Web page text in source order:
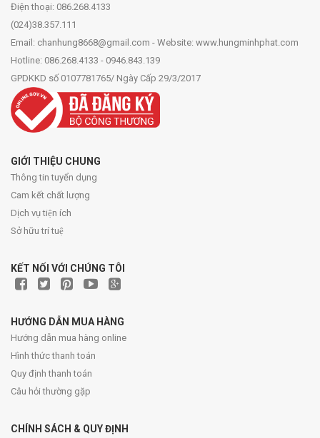
Điện thoại: 086.268.4133
(024)38.357.111
Email: chanhung8668@gmail.com - Website: www.hungminhphat.com
Hotline: 086.268.4133 - 0946.843.139
GPDKKD số 0107781765/ Ngày Cấp 29/3/2017
GIỚI THIỆU CHUNG
Thông tin tuyển dụng
Cam kết chất lượng
Dịch vụ tiện ích
Sở hữu trí tuệ
KẾT NỐI VỚI CHÚNG TÔI
HƯỚNG DẪN MUA HÀNG
Hướng dẫn mua hàng online
Hình thức thanh toán
Quy định thanh toán
Câu hỏi thường gặp
CHÍNH SÁCH & QUY ĐỊNH